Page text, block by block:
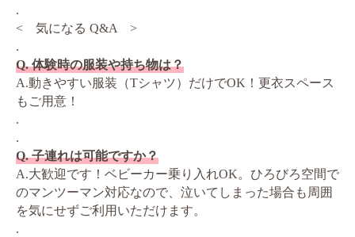
.
< 気になる Q&A >
.
Q. 体験時の服装や持ち物は？
A.動きやすい服装（Tシャツ）だけでOK！更衣スペース
もご用意！
.
.
Q. 子連れは可能ですか？
A.大歓迎です！ベビーカー乗り入れOK。ひろびろ空間で
のマンツーマン対応なので、泣いてしまった場合も周囲
を気にせずご利用いただけます。
.